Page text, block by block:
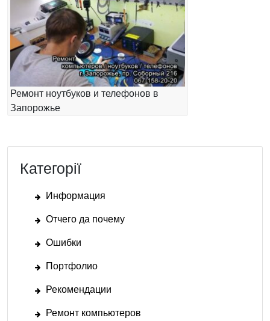
Ремонт ноутбуков и телефонов в
Запорожье
Категорії
Информация
Отчего да почему
Ошибки
Портфолио
Рекомендации
Ремонт компьютеров